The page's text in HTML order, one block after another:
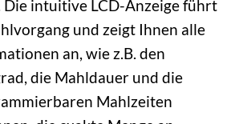
intuitive LCD-Anzeige führt
und zeigt Ihnen alle
an, wie z.B. den
die Mahldauer und die
Mahlzeiten